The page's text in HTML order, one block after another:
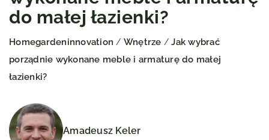
do małej łazienki?
Homegardeninnovation / Wnętrze /Jak wybrać
porządnie wykonane meble i armaturę do małej
łazienki?
Amadeusz Keler